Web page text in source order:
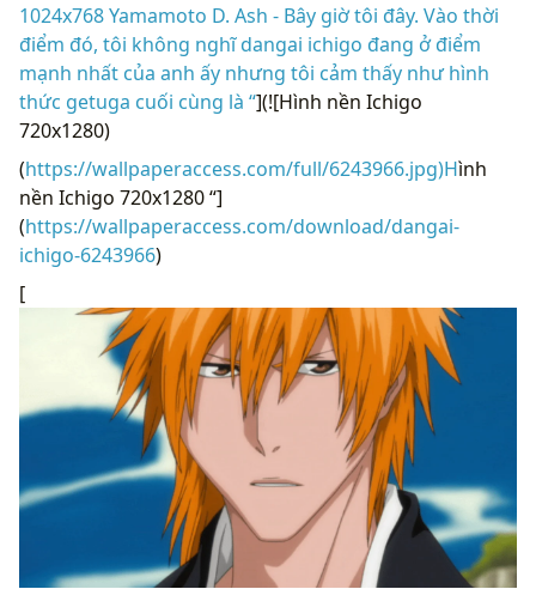
1024x768 Yamamoto D. Ash - Bây giờ tôi đây. Vào thời
điểm đó, tôi không nghĩ dangai ichigo đang ở điểm
mạnh nhất của anh ấy nhưng tôi cảm thấy như hình
thức getuga cuối cùng là “](![Hình nền Ichigo
720x1280)
(https://wallpaperaccess.com/full/6243966.jpg)Hình
nền Ichigo 720x1280 “]
(https://wallpaperaccess.com/download/dangai-
ichigo-6243966)
[